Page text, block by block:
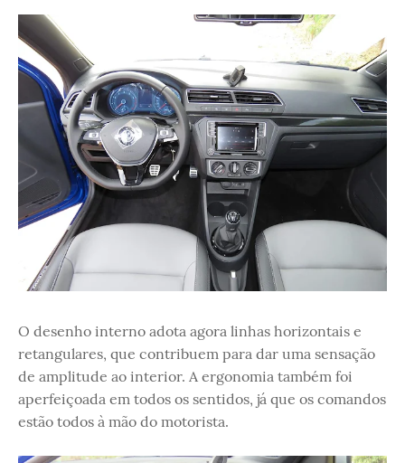
O desenho interno adota agora linhas horizontais e
retangulares, que contribuem para dar uma sensação
de amplitude ao interior. A ergonomia também foi
aperfeiçoada em todos os sentidos, já que os comandos
estão todos à mão do motorista.